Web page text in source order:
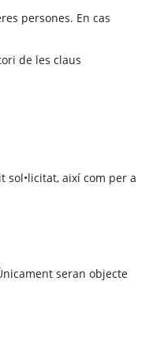
persones. En cas
de les claus
així com per a
seran objecte